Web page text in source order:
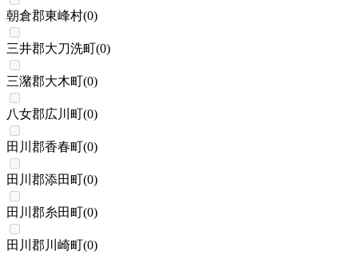
朝倉郡東峰村(0)
三井郡大刀洗町(0)
三潴郡大木町(0)
八女郡広川町(0)
田川郡香春町(0)
田川郡添田町(0)
田川郡糸田町(0)
田川郡川崎町(0)